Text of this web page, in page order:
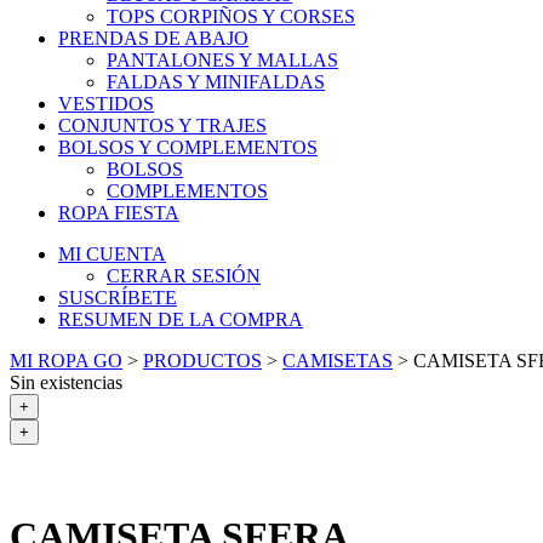
TOPS CORPIÑOS Y CORSES
PRENDAS DE ABAJO
PANTALONES Y MALLAS
FALDAS Y MINIFALDAS
VESTIDOS
CONJUNTOS Y TRAJES
BOLSOS Y COMPLEMENTOS
BOLSOS
COMPLEMENTOS
ROPA FIESTA
MI CUENTA
CERRAR SESIÓN
SUSCRÍBETE
RESUMEN DE LA COMPRA
MI ROPA GO > PRODUCTOS > CAMISETAS > CAMISETA
Sin existencias
+
+